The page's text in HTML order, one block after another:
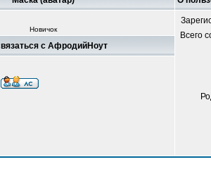
Новичок
Всего
с АфродийНоут